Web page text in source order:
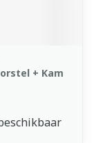
+ Kam